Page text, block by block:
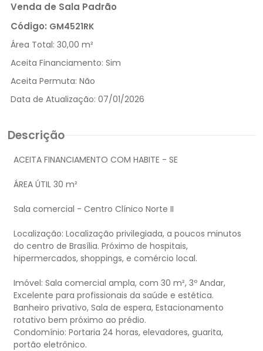
Venda de Sala Padrão
Código: GM4521RK
Área Total: 30,00 m²
Aceita Financiamento: Sim
Aceita Permuta: Não
Data de Atualização: 07/01/2026
Descrição
ACEITA FINANCIAMENTO COM HABITE - SE
ÁREA ÚTIL 30 m²
Sala comercial - Centro Clínico Norte II
Localização: Localização privilegiada, a poucos minutos
do centro de Brasília. Próximo de hospitais,
hipermercados, shoppings, e comércio local.
Imóvel: Sala comercial ampla, com 30 m², 3º Andar,
Excelente para profissionais da saúde e estética.
Banheiro privativo, Sala de espera, Estacionamento
rotativo bem próximo ao prédio.
Condomínio: Portaria 24 horas, elevadores, guarita,
portão eletrônico.